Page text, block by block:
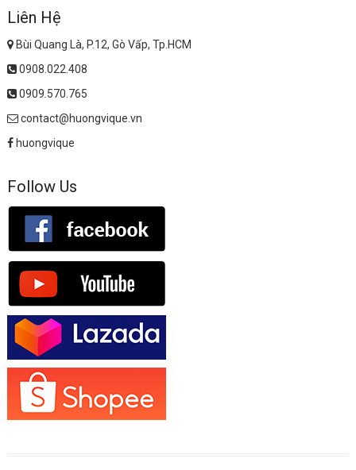
Liên Hệ
Bùi Quang Là, P.12, Gò Vấp, Tp.HCM
0908.022.408
0909.570.765
contact@huongvique.vn
huongvique
Follow Us